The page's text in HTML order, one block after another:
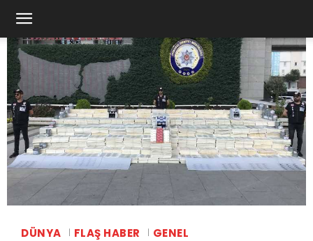
DÜNYA FLAŞ HABER GENEL